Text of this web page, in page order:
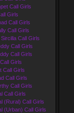
Call Girls
Girls
Call Girls
Call Girls
Call Girls
Call Girls
Call Girls
Girls
Call Girls
Call Girls
Call Girls
Call Girls
(Rural) Call Girls
(Urban) Call Girls